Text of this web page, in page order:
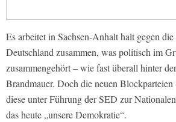
Es arbeitet in Sachsen-Anhalt halt gegen
Deutschland zusammen, was politisch im
zusammengehört – wie fast überall hinter
Brandmauer. Doch die neuen
diese unter Führung der SED zur
das heute „unsere Demokratie“.